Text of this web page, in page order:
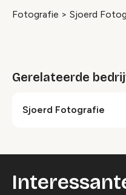
Fotografie > Sjoerd
Gerelateerde
Sjoerd Fotografie